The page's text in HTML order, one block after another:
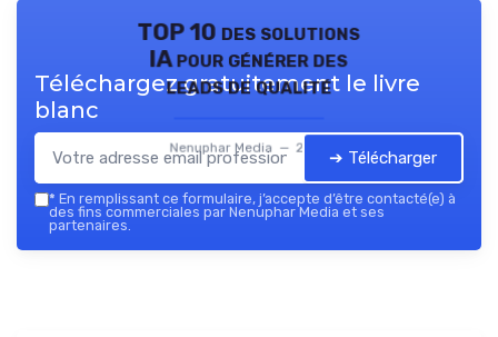
TOP 10 des solutions
IA pour générer des
leads de qualité
Nenuphar Media — 2026
Téléchargez gratuitement le livre
blanc
➔ Télécharger
* En remplissant ce formulaire, j’accepte d’être contacté(e) à
des fins commerciales par Nenuphar Media et ses
partenaires.